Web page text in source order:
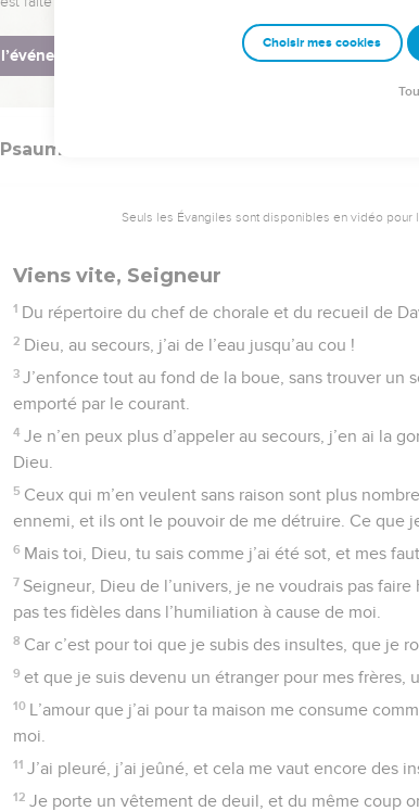
et pouvoir. Merci à Dieu !
© Société biblique française – Bibli’O, 1997, avec autorisation.
Psaumes
Seuls les Évangiles sont disponibles en vidéo pour
Viens vite, Seigneur
1 Du répertoire du chef de chorale et du recueil de
2 Dieu, au secours, j’ai de l’eau jusqu’au cou !
3 J’enfonce tout au fond de la boue, sans trouver un
emporté par le courant.
4 Je n’en peux plus d’appeler au secours, j’en ai la
Dieu.
5 Ceux qui m’en veulent sans raison sont plus
ennemi, et ils ont le pouvoir de me détruire. Ce que
6 Mais toi, Dieu, tu sais comme j’ai été sot, et mes
7 Seigneur, Dieu de l’univers, je ne voudrais pas
pas tes fidèles dans l’humiliation à cause de moi.
8 Car c’est pour toi que je subis des insultes, que je
9 et que je suis devenu un étranger pour mes frères,
10 L’amour que j’ai pour ta maison me consume
moi.
11 J’ai pleuré, j’ai jeûné, et cela me vaut encore des
12 Je porte un vêtement de deuil, et du même coup
Choisir mes cookies